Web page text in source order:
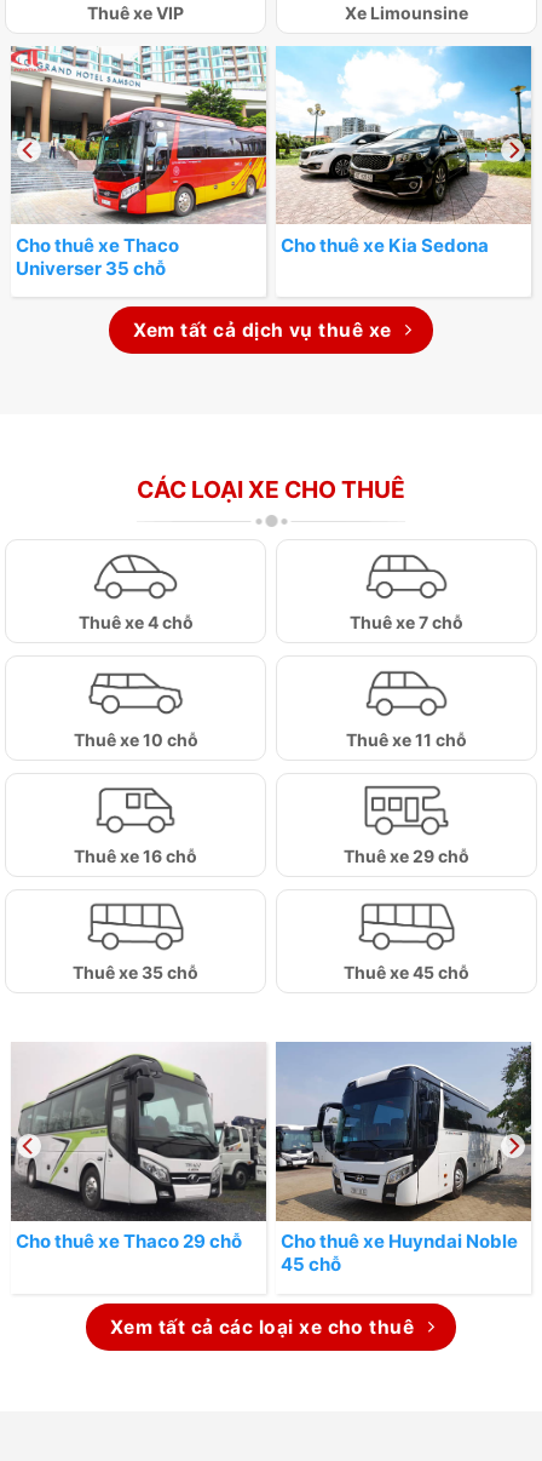
Thuê xe VIP Xe Limounsine
Cho thuê xe Thaco
Universer 35 chỗ
Cho thuê xe Kia Sedona
Xem tất cả dịch vụ thuê xe
CÁC LOẠI XE CHO THUÊ
Thuê xe 4 chỗ Thuê xe 7 chỗ
Thuê xe 10 chỗ Thuê xe 11 chỗ
Thuê xe 16 chỗ Thuê xe 29 chỗ
Thuê xe 35 chỗ Thuê xe 45 chỗ
Cho thuê xe Thaco 29 chỗ
Cho thuê xe Huyndai Noble
45 chỗ
Xem tất cả các loại xe cho thuê